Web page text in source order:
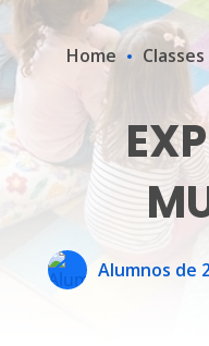
Home Classes
Alumnos de